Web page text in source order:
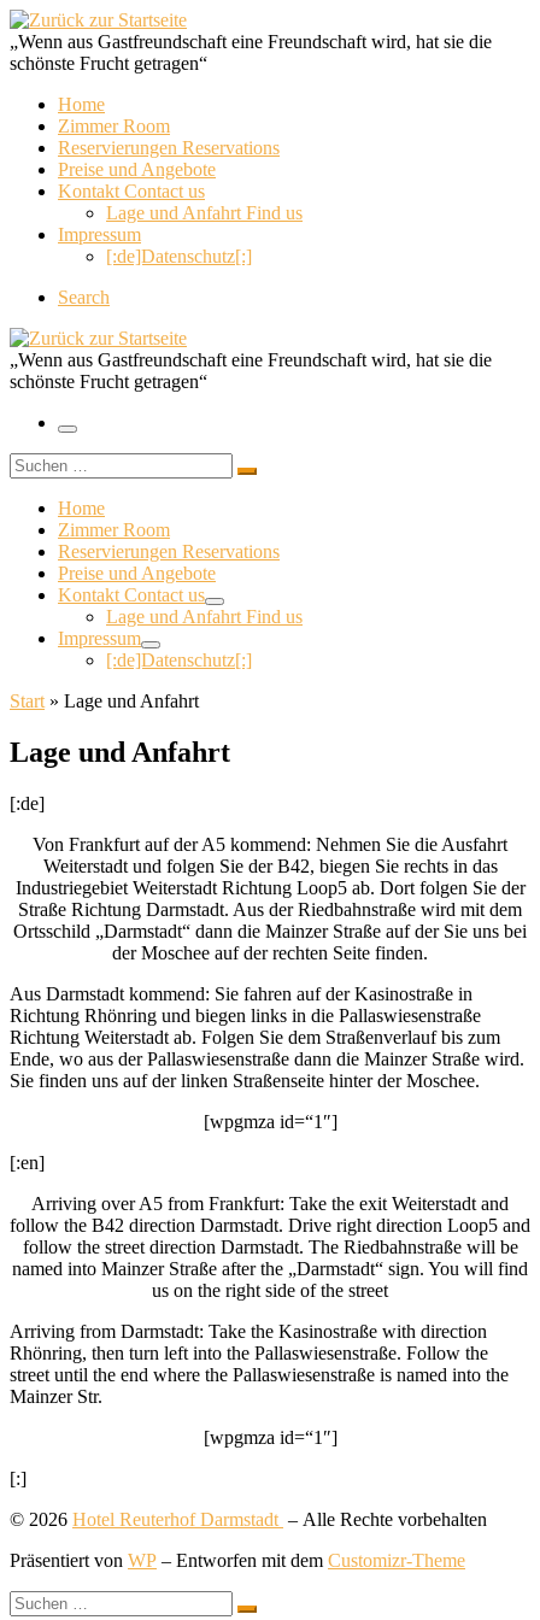
Zum
Inhalt
springen
„Wenn aus Gastfreundschaft eine Freundschaft wird, hat sie die
schönste Frucht getragen“
Home
Zimmer Room
Reservierungen Reservations
Preise und Angebote
Kontakt Contact us
Lage und Anfahrt Find us
Impressum
[:de]Datenschutz[:]
Search
„Wenn aus Gastfreundschaft eine Freundschaft wird, hat sie die
schönste Frucht getragen“
Menü
Suche
Suchen …
Home
Zimmer Room
Reservierungen Reservations
Preise und Angebote
Kontakt Contact us
Lage und Anfahrt Find us
Impressum
[:de]Datenschutz[:]
Start » Lage und Anfahrt
Lage und Anfahrt
[:de]
Von Frankfurt auf der A5 kommend: Nehmen Sie die Ausfahrt
Weiterstadt und folgen Sie der B42, biegen Sie rechts in das
Industriegebiet Weiterstadt Richtung Loop5 ab. Dort folgen Sie der
Straße Richtung Darmstadt. Aus der Riedbahnstraße wird mit dem
Ortsschild „Darmstadt“ dann die Mainzer Straße auf der Sie uns bei
der Moschee auf der rechten Seite finden.
Aus Darmstadt kommend: Sie fahren auf der Kasinostraße in
Richtung Rhönring und biegen links in die Pallaswiesenstraße
Richtung Weiterstadt ab. Folgen Sie dem Straßenverlauf bis zum
Ende, wo aus der Pallaswiesenstraße dann die Mainzer Straße wird.
Sie finden uns auf der linken Straßenseite hinter der Moschee.
[wpgmza id=“1″]
[:en]
Arriving over A5 from Frankfurt: Take the exit Weiterstadt and
follow the B42 direction Darmstadt. Drive right direction Loop5 and
follow the street direction Darmstadt. The Riedbahnstraße will be
named into Mainzer Straße after the „Darmstadt“ sign. You will find
us on the right side of the street
Arriving from Darmstadt: Take the Kasinostraße with direction
Rhönring, then turn left into the Pallaswiesenstraße. Follow the
street until the end where the Pallaswiesenstraße is named into the
Mainzer Str.
[wpgmza id=“1″]
[:]
© 2026 Hotel Reuterhof Darmstadt – Alle Rechte vorbehalten
Präsentiert von WP – Entworfen mit dem Customizr-Theme
Suche